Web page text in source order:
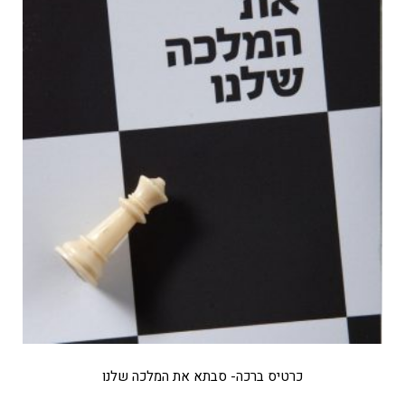
כרטיס ברכה- סבתא את המלכה שלנו